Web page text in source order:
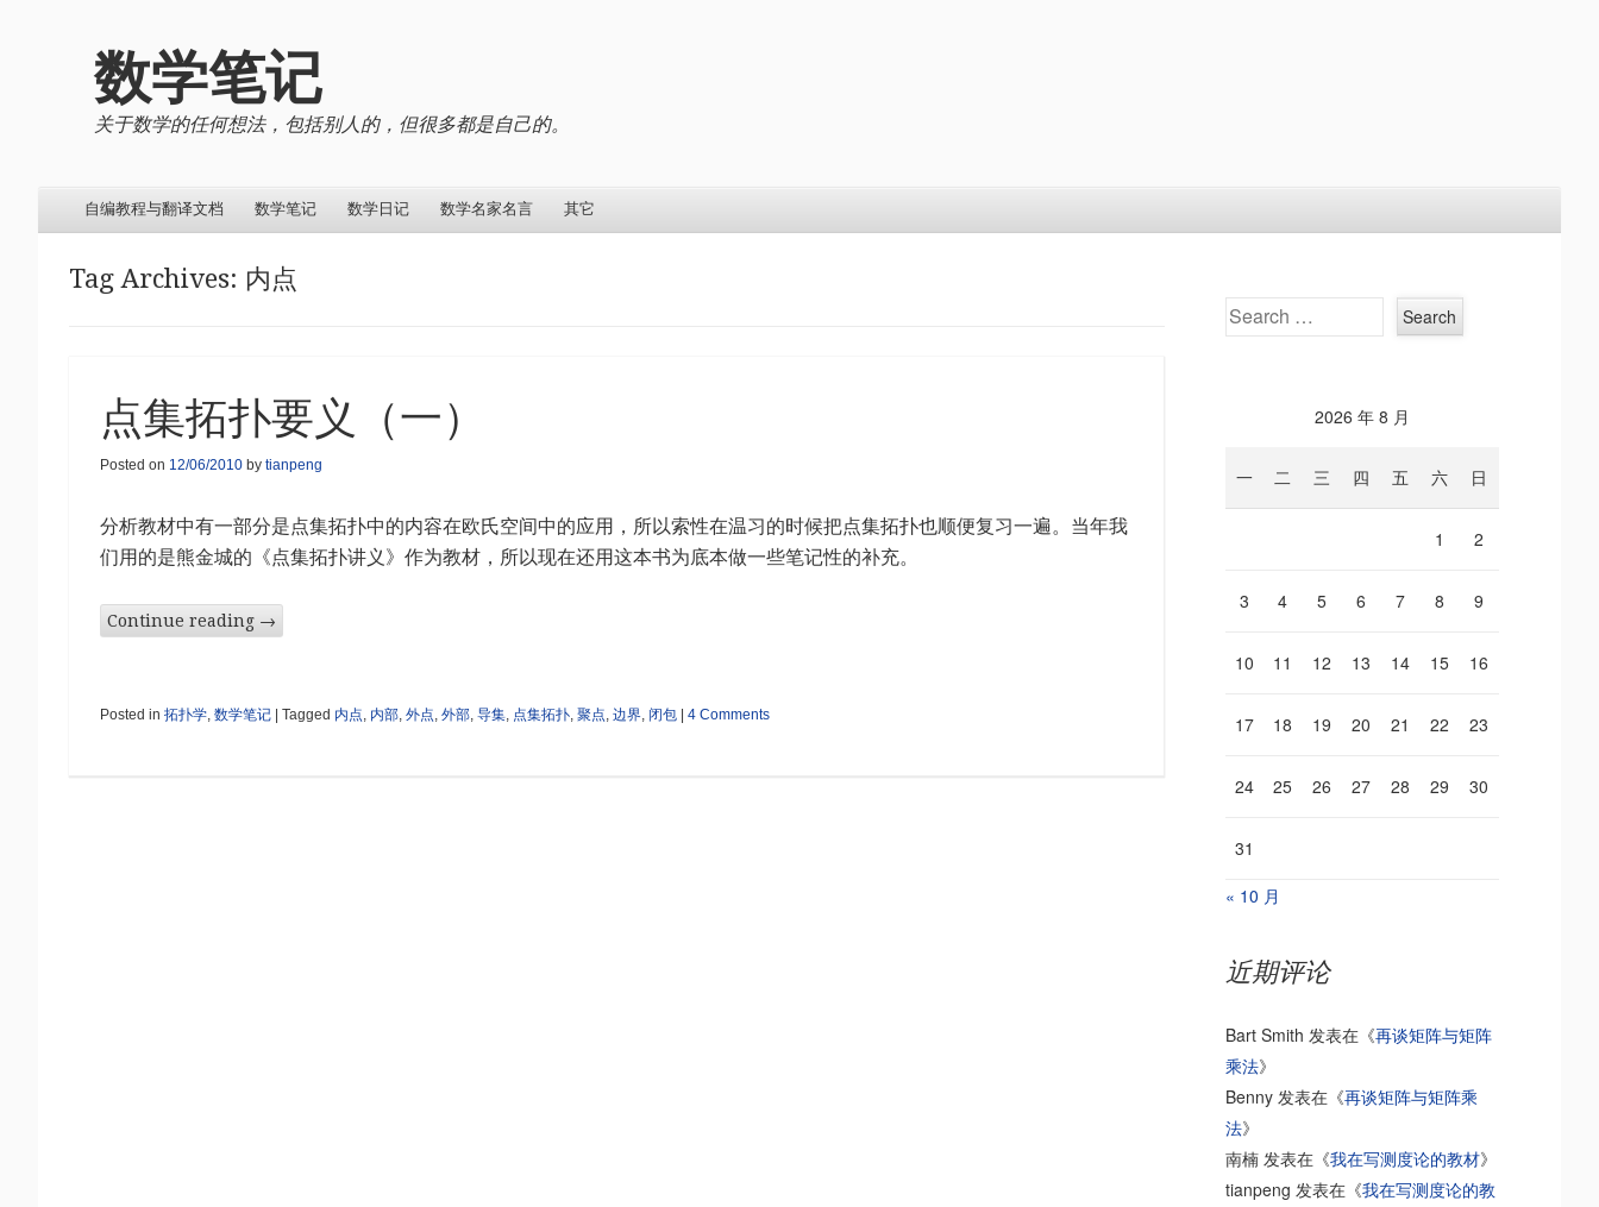
数学笔记
关于数学的任何想法，包括别人的，但很多都是自己的。
Menu
Skip to content
自编教程与翻译文档 数学笔记 数学日记 数学名家名言 其它
Tag Archives: 内点
点集拓扑要义（一）
Posted on 12/06/2010by tianpeng
分析教材中有一部分是点集拓扑中的内容在欧氏空间中的应用，所以索性在温习的时候把点集拓扑也顺便复习一遍。当年我
们用的是熊金城的《点集拓扑讲义》作为教材，所以现在还用这本书为底本做一些笔记性的补充。
Continue reading →
Posted in 拓扑学, 数学笔记 | Tagged 内点, 内部, 外点, 外部, 导集, 点集拓扑, 聚点, 边界, 闭包 | 4 Comments
Search
2026 年 8 月
一 二 三 四 五 六 日
1 2
3 4 5 6 7 8 9
10 11 12 13 14 15 16
17 18 19 20 21 22 23
24 25 26 27 28 29 30
31
« 10 月
近期评论
Bart Smith 发表在《再谈矩阵与矩阵
乘法》
Benny发表在《再谈矩阵与矩阵乘
法》
南楠发表在《我在写测度论的教材》
tianpeng 发表在《我在写测度论的教